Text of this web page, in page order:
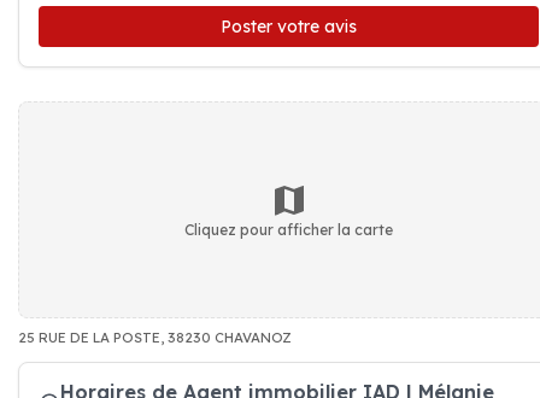
Poster votre avis
Cliquez pour afficher la carte
25 RUE DE LA POSTE, 38230 CHAVANOZ
Horaires de Agent immobilier IAD | Mélanie